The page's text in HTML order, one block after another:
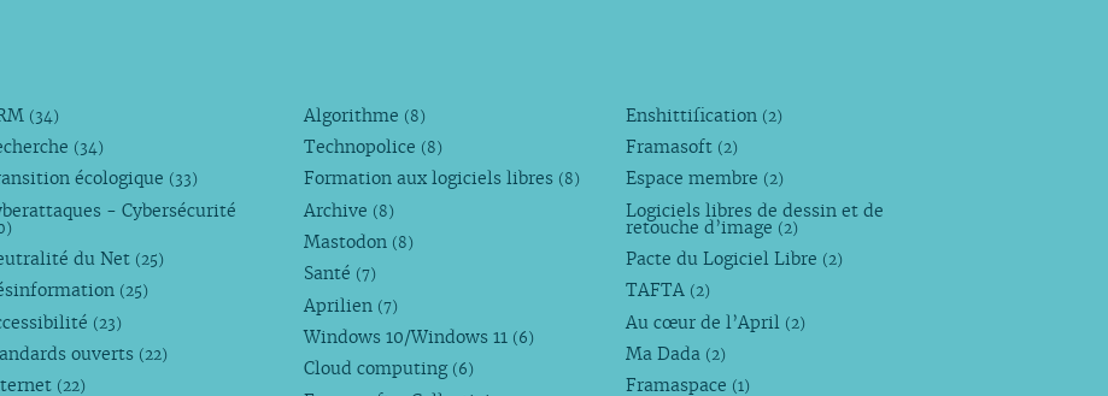
(34)
(34)
écologique (33)
- Cybersécurité
du Net (25)
(25)
(23)
ouverts (22)
(22)
Algorithme (8)
Technopolice (8)
Formation aux logiciels libres (8)
Archive (8)
Mastodon (8)
Santé (7)
Aprilien (7)
Windows 10/Windows 11 (6)
Cloud computing (6)
Enshittification (2)
Framasoft (2)
Espace membre (2)
Logiciels libres de dessin et de
retouche d’image (2)
Pacte du Logiciel Libre (2)
TAFTA (2)
Au cœur de l’April (2)
Ma Dada (2)
Framaspace (1)